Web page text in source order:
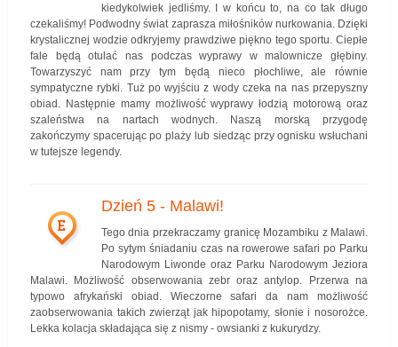
kiedykolwiek jedliśmy. I w końcu to, na co tak długo
czekaliśmy! Podwodny świat zaprasza miłośników nurkowania. Dzięki
krystalicznej wodzie odkryjemy prawdziwe piękno tego sportu. Ciepłe
fale będą otulać nas podczas wyprawy w malownicze głębiny.
Towarzyszyć nam przy tym będą nieco płochliwe, ale równie
sympatyczne rybki. Tuż po wyjściu z wody czeka na nas przepyszny
obiad. Następnie mamy możliwość wyprawy łodzią motorową oraz
szaleństwa na nartach wodnych. Naszą morską przygodę
zakończymy spacerując po plaży lub siedząc przy ognisku wsłuchani
w tutejsze legendy.
E
Dzień 5 - Malawi!
Tego dnia przekraczamy granicę Mozambiku z Malawi.
Po sytym śniadaniu czas na rowerowe safari po Parku
Narodowym Liwonde oraz Parku Narodowym Jeziora
Malawi. Możliwość obserwowania zebr oraz antylop. Przerwa na
typowo afrykański obiad. Wieczorne safari da nam możliwość
zaobserwowania takich zwierząt jak hipopotamy, słonie i nosorożce.
Lekka kolacja składająca się z nismy - owsianki z kukurydzy.